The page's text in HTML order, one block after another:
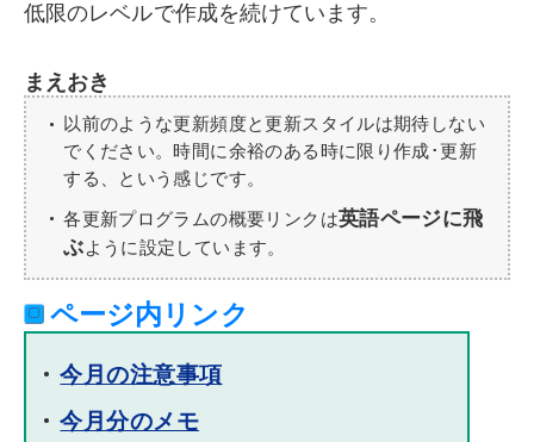
低限のレベルで作成を続けています。
まえおき
以前のような更新頻度と更新スタイルは期待しない
でください。時間に余裕のある時に限り作成･更新
する、という感じです。
各更新プログラムの概要リンクは英語ページに飛
ぶように設定しています。
ページ内リンク
今月の注意事項
今月分のメモ